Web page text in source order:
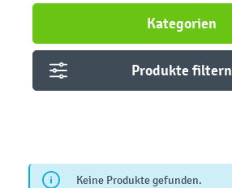
Kategorien
Produkte filtern
Keine Produkte gefunden.